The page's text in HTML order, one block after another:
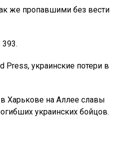
же пропавшими без вести
украинские потери в
в Харькове на Аллее славы
украинских бойцов.